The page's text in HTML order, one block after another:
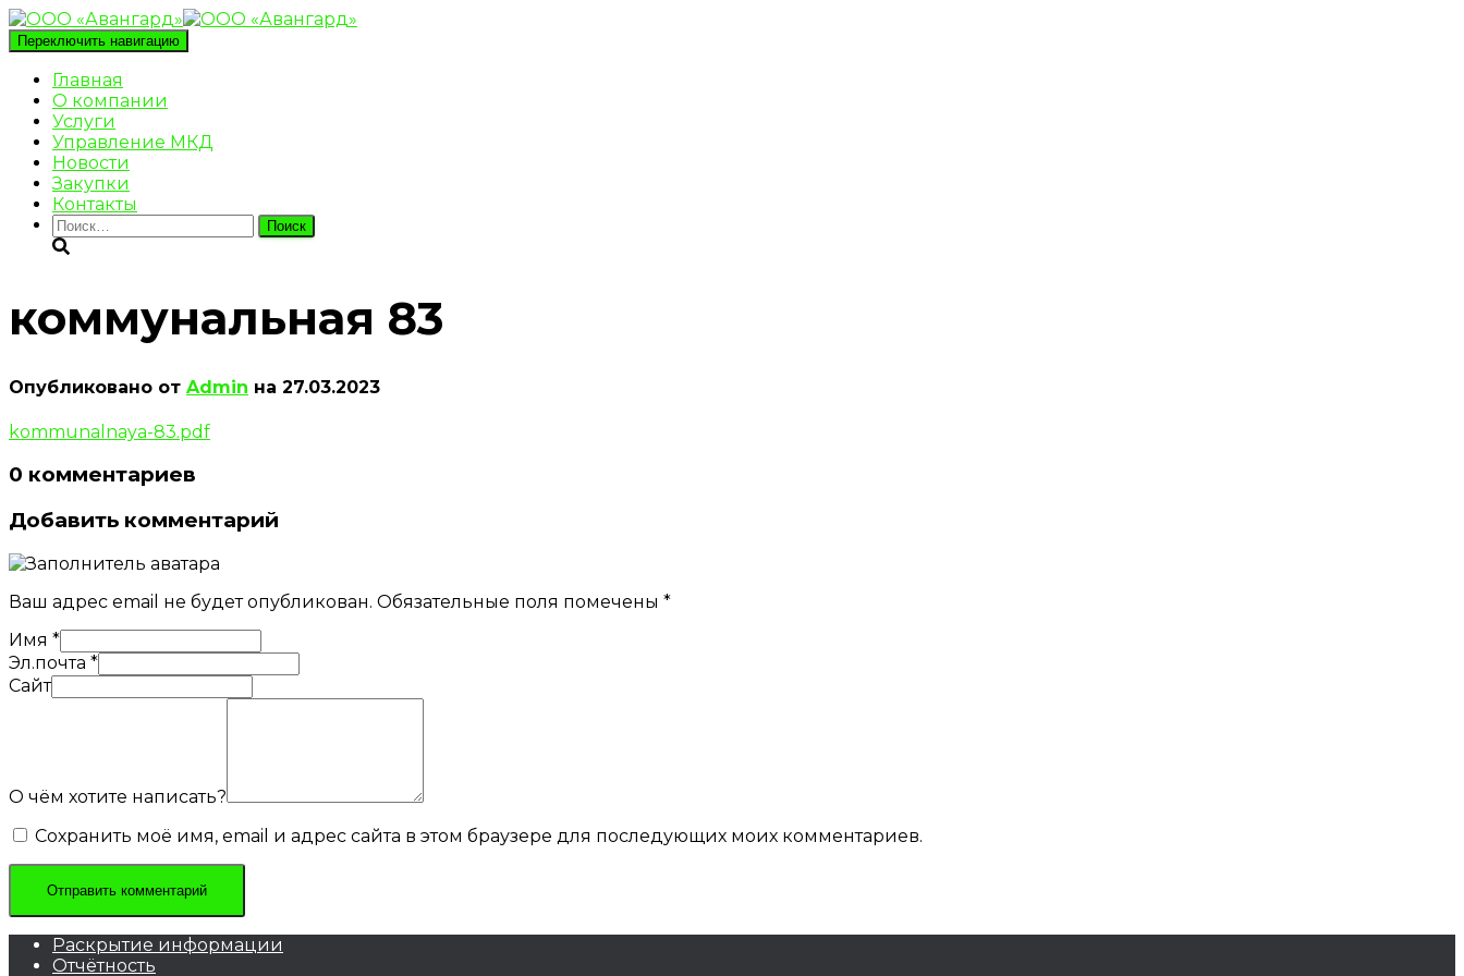
Переключить навигацию
Главная
О компании
Услуги
Управление МКД
Новости
Закупки
Контакты
Найти:
коммунальная 83
Опубликовано от Admin на 27.03.2023
kommunalnaya-83.pdf
0 комментариев
Добавить комментарий
Ваш адрес email не будет опубликован. Обязательные поля помечены *
Имя *
Эл.почта *
Сайт
О чём хотите написать?
Сохранить моё имя, email и адрес сайта в этом браузере для последующих моих комментариев.
Раскрытие информации
Отчётность